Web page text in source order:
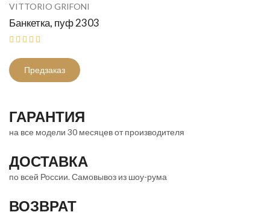
VITTORIO GRIFONI
Банкетка, пуф 2303
Предзаказ
ГАРАНТИЯ
на все модели 30 месяцев от производителя
ДОСТАВКА
по всей России. Самовывоз из шоу-рума
ВОЗВРАТ